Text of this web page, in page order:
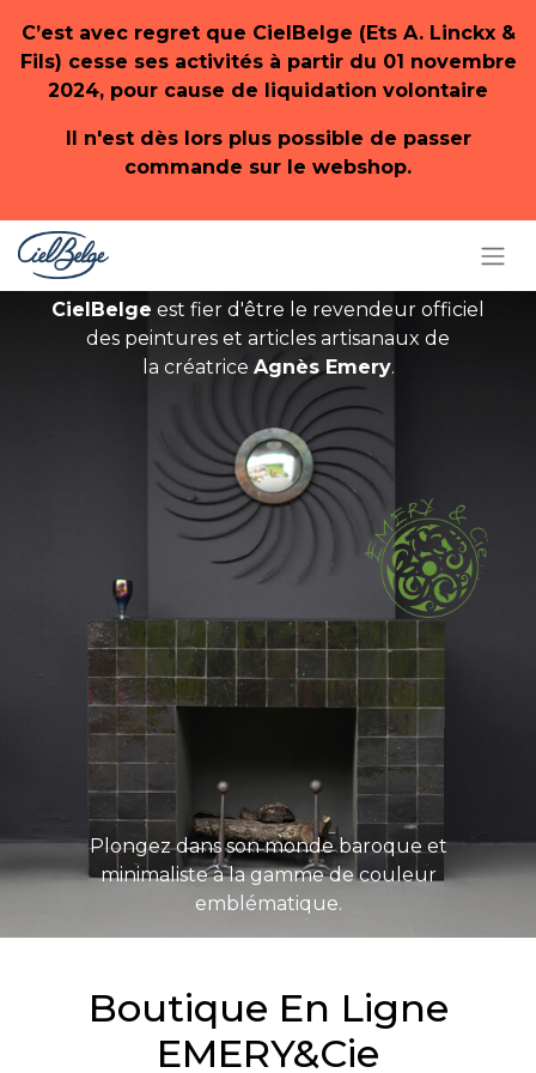
C’est avec regret que CielBelge (Ets A. Linckx &
Fils) cesse ses activités à partir du 01 novembre
2024, pour cause de liquidation volontaire
Il n'est dès lors plus possible de passer
commande sur le webshop.
CielBelge est fier d'être le revendeur officiel
des peintures et articles artisanaux de
la créatrice Agnès Emery.
Plongez dans son monde baroque et
minimaliste à la gamme de couleur
emblématique.
Boutique En Ligne
EMERY&Cie